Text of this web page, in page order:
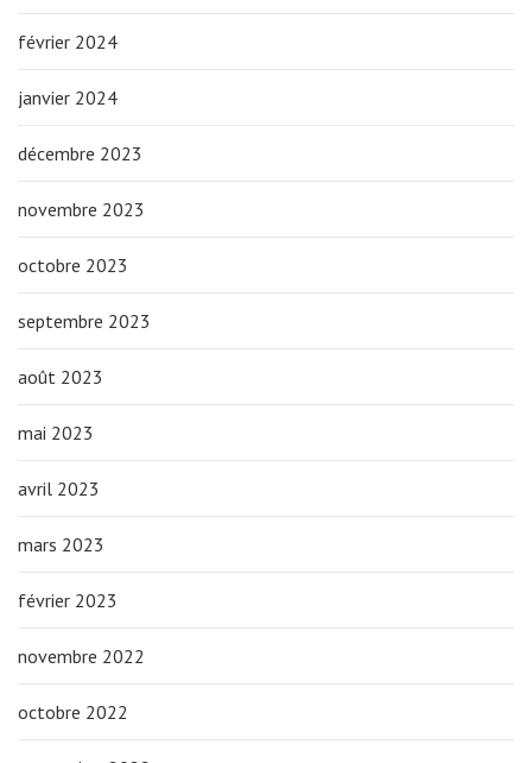
février 2024
janvier 2024
décembre 2023
novembre 2023
octobre 2023
septembre 2023
août 2023
mai 2023
avril 2023
mars 2023
février 2023
novembre 2022
octobre 2022